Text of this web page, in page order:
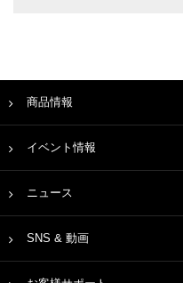
商品情報
イベント情報
ニュース
SNS & 動画